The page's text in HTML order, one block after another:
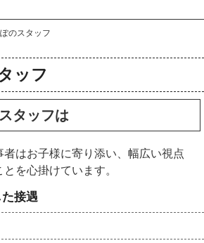
のスタッフ
ッフ
タッフは
者はお子様に寄り添い、幅広い視点
とを心掛けています。
接遇